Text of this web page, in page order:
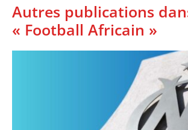
Autres publications
« Football Africain »